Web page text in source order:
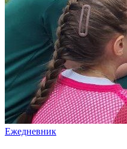
Ежедневник